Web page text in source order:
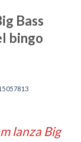
Bass
bingo
lanza Big